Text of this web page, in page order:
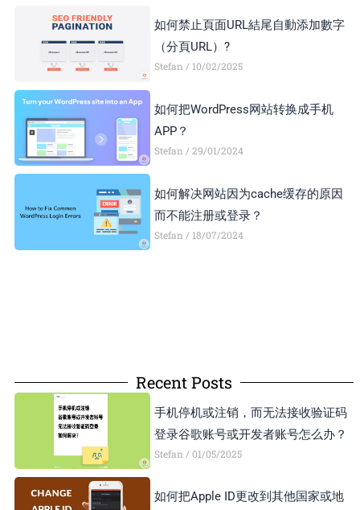
如何禁止頁面URL結尾自動添加數字
（分頁URL）?
Stefan 10/02/2025
如何把WordPress网站转换成手机
APP？
Stefan 29/01/2024
如何解决网站因为cache缓存的原因
而不能注册或登录？
Stefan 18/07/2024
Recent Posts
手机停机或注销，而无法接收验证码
登录谷歌账号或开发者账号怎么办？
Stefan 01/05/2025
如何把Apple ID更改到其他国家或地